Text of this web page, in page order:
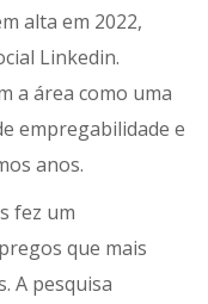
alta em 2022,
Linkedin.
a área como uma
empregabilidade e
anos.
fez um
que mais
A pesquisa